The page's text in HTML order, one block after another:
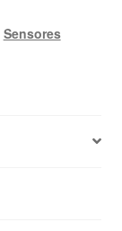
Sensores